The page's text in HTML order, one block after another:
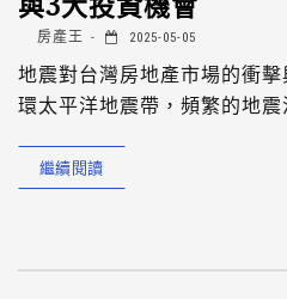
房產王 2025-05-05
地震對台灣房地產市場的衝
環太平洋地震帶，頻繁的地震
繼續閱讀